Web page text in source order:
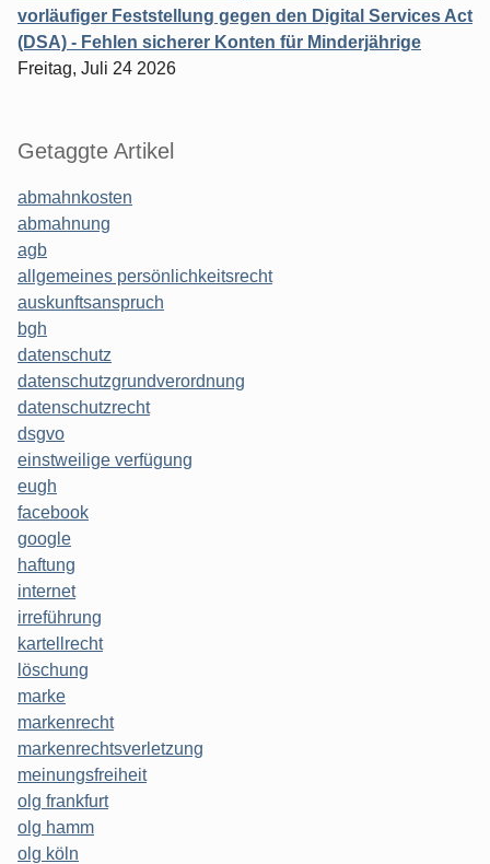
vorläufiger Feststellung gegen den Digital Services Act
(DSA) - Fehlen sicherer Konten für Minderjährige
Freitag, Juli 24 2026
Getaggte Artikel
abmahnkosten
abmahnung
agb
allgemeines persönlichkeitsrecht
auskunftsanspruch
bgh
datenschutz
datenschutzgrundverordnung
datenschutzrecht
dsgvo
einstweilige verfügung
eugh
facebook
google
haftung
internet
irreführung
kartellrecht
löschung
marke
markenrecht
markenrechtsverletzung
meinungsfreiheit
olg frankfurt
olg hamm
olg köln